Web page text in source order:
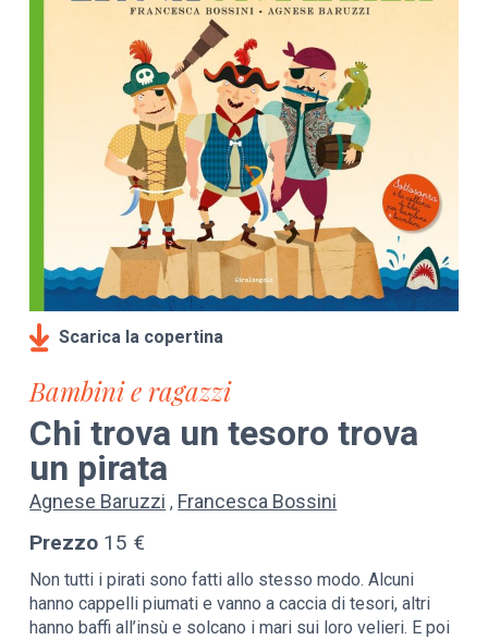
Scarica la copertina
Bambini e ragazzi
Chi trova un tesoro trova
un pirata
Agnese Baruzzi Francesca Bossini
Prezzo 15 €
Non tutti i pirati sono fatti allo stesso modo. Alcuni
hanno cappelli piumati e vanno a caccia di tesori, altri
hanno baffi all’insù e solcano i mari sui loro velieri. E poi